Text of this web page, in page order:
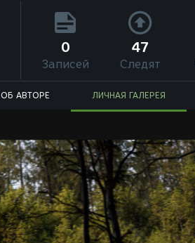
0
Записей
47
Следят
ОБ АВТОРЕ ЛИЧНАЯ ГАЛЕРЕЯ